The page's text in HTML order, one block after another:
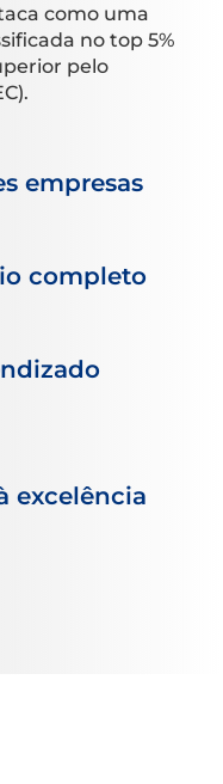
como uma
no top 5%
pelo
empresas
completo
excelência